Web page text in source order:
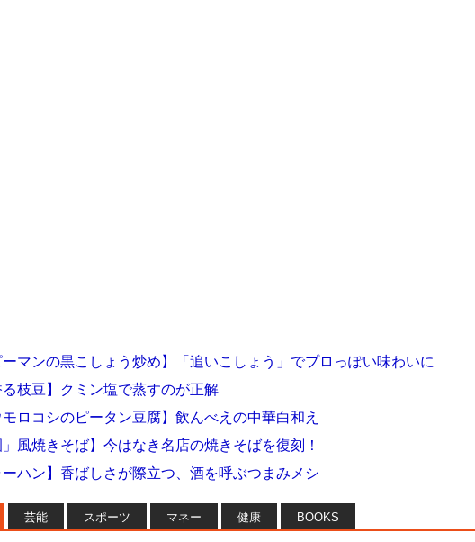
ーマンの黒こしょう炒め】「追いこしょう」でプロっぽい味わいに
る枝豆】クミン塩で蒸すのが正解
モロコシのピータン豆腐】飲んべえの中華白和え
」風焼きそば】今はなき名店の焼きそばを復刻！
ーハン】香ばしさが際立つ、酒を呼ぶつまみメシ
芸能 スポーツ マネー 健康 BOOKS